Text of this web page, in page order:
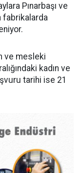
Pınarbaşı ve
fabrikalarda
ve mesleki
kadın ve
tarihi ise 21